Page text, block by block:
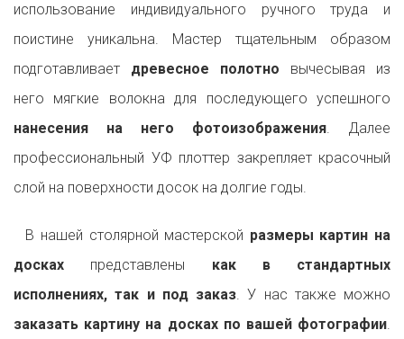
использование индивидуального ручного труда и
поистине уникальна. Мастер тщательным образом
подготавливает древесное полотно вычесывая из
него мягкие волокна для последующего успешного
нанесения на него фотоизображения. Далее
профессиональный УФ плоттер закрепляет красочный
слой на поверхности досок на долгие годы.
В нашей столярной мастерской размеры картин на
досках представлены как в стандартных
исполнениях, так и под заказ. У нас также можно
заказать картину на досках по вашей фотографии.